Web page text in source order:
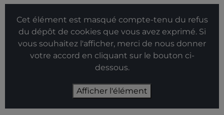
Cet élément est masqué compte-tenu du refus
du dépôt de cookies que vous avez exprimé. Si
vous souhaitez l'afficher, merci de nous donner
votre accord en cliquant sur le bouton ci-
dessous.
Afficher l'élément